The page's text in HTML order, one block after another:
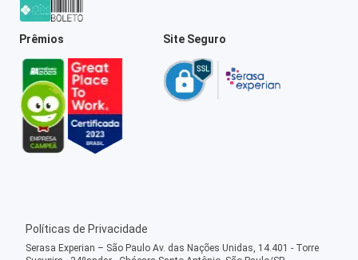
Prêmios Site Seguro
Políticas de Privacidade
Serasa Experian – São Paulo Av. das Nações Unidas, 14.401 - Torre